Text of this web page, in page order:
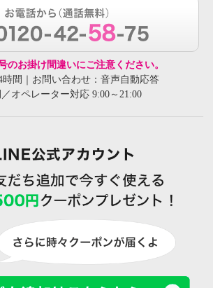
のお掛け間違いにご注意ください。
時間｜お問い合わせ：音声自動応答
オペレーター対応 9:00～21:00